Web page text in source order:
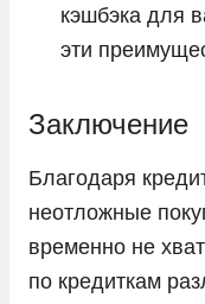
кэшбэка для
эти
Заключение
Благодаря
неотложные
временно не
по кредиткам